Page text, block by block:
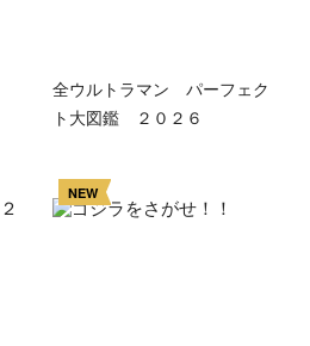
全ウルトラマン パーフェク
ト大図鑑 ２０２６
NEW